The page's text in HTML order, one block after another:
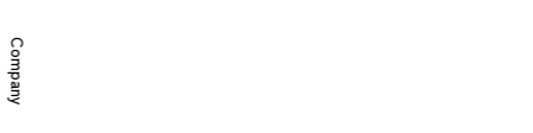
Company